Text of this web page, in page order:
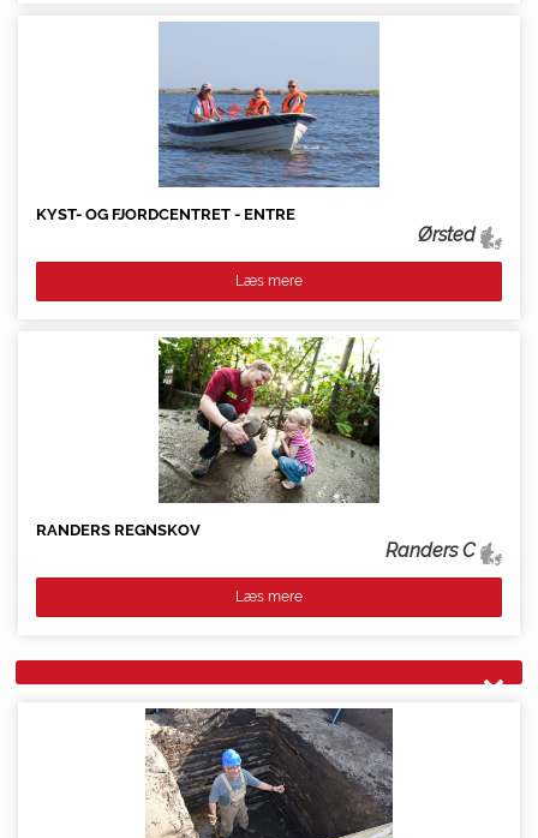
KYST- OG FJORDCENTRET - ENTRE
Ørsted
Læs mere
RANDERS REGNSKOV
Randers C
Læs mere